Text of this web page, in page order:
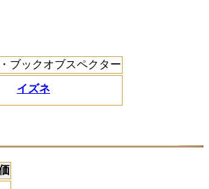
ブックオブスペクター
イズネ